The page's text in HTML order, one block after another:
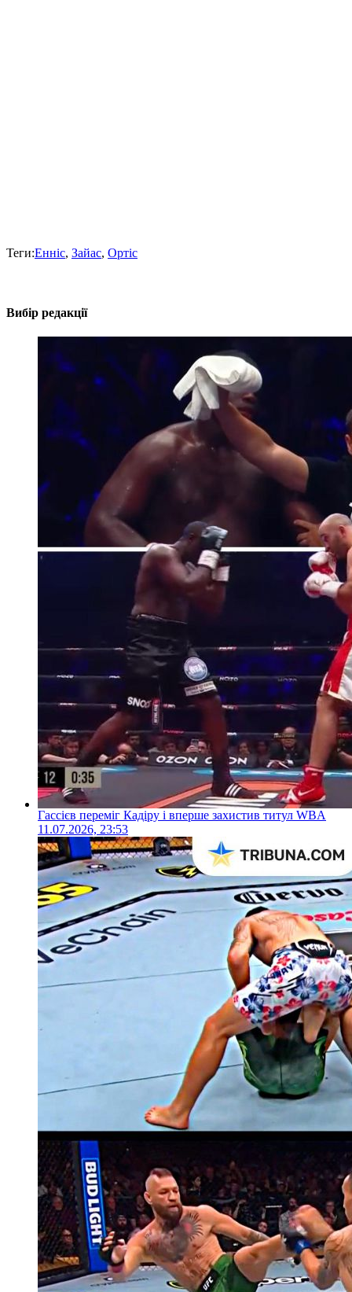
Теги:Енніс, Зайас, Ортіс
Вибір редакції
Гассієв переміг Кадіру і вперше захистив титул WBA
11.07.2026, 23:53